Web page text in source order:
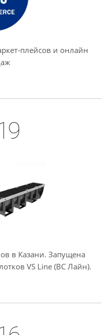
плейсов и онлайн
в Казани. Запущена
VS Line (ВС Лайн).